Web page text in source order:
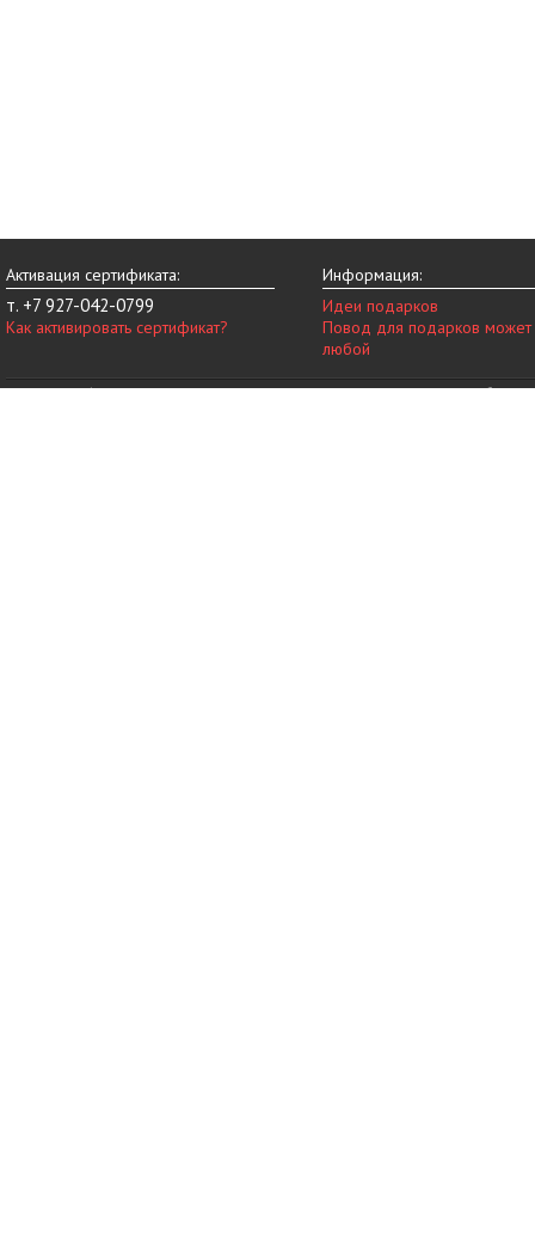
Активация сертификата:
т. +7 927-042-0799
Как активировать сертификат?
Информация:
Идеи подарков
Повод для подарков может
любой
© 2014-2026 vip-vnovinky.ru – магазин подарочных сертификатов в